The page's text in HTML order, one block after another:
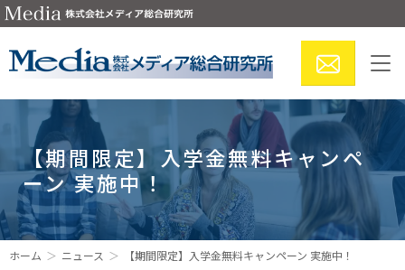
【期間限定】入学金無料キャンペ
ーン 実施中！
ホーム ニュース 【期間限定】入学金無料キャンペーン 実施中！